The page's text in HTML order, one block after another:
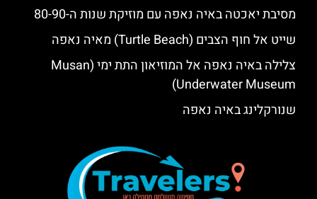
מסיבת יאכטה באיה נאפה עם מוזיקת שנות ה-80-90
שייט אל חוף הצבים (Turtle Beach) מאיה נאפה
צלילה באיה נאפה אל המוזיאון התת ימי (Musan
Underwater Museum)
שנורקלינג באיה נאפה